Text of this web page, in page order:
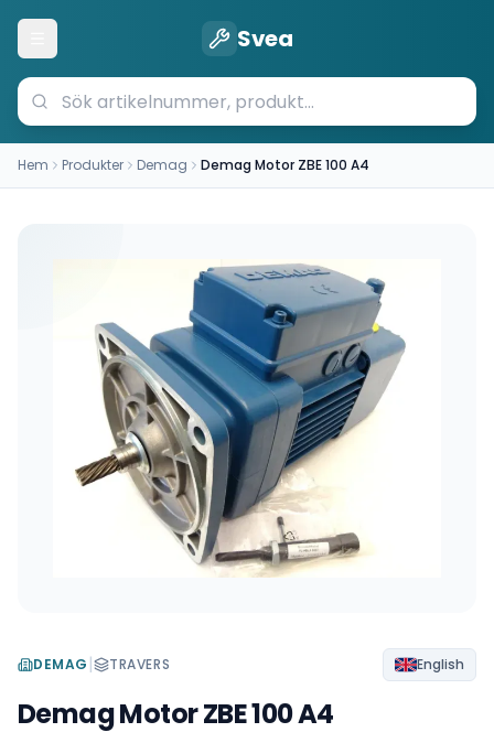
Öppna meny Svea
Hem Produkter Demag Demag Motor ZBE 100 A4
DEMAG | TRAVERS English
Demag Motor ZBE 100 A4